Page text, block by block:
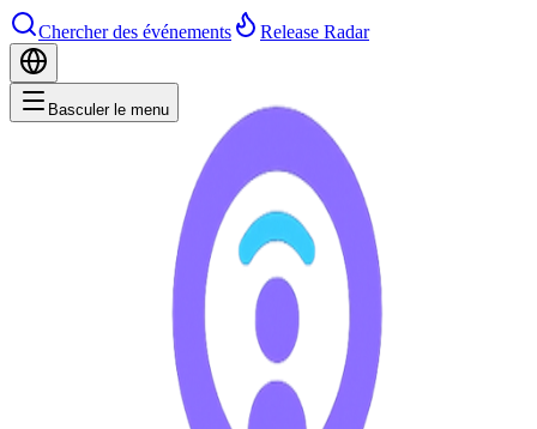
Chercher des événements Release Radar
Basculer le menu